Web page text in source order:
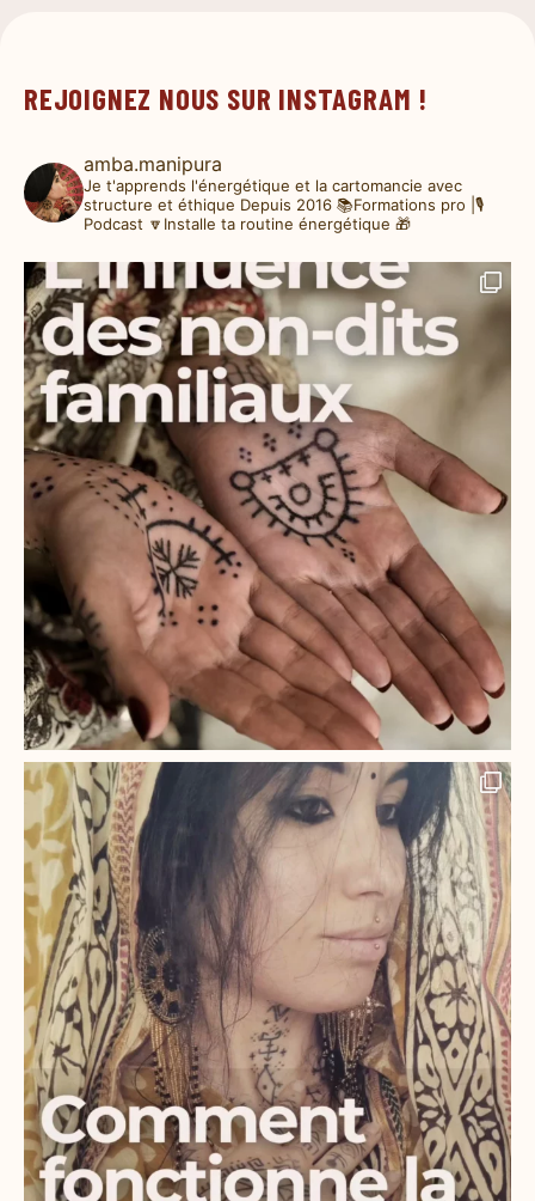
REJOIGNEZ NOUS SUR INSTAGRAM !
amba.manipura
Je t'apprends l'énergétique et la cartomancie avec
structure et éthique Depuis 2016 📚Formations pro |🎙️
Podcast 🔽Installe ta routine énergétique 🎁